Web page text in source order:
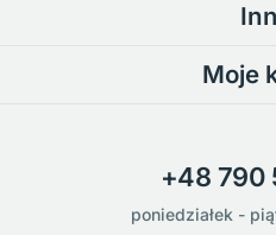
Moje
+48 790
poniedziałek -